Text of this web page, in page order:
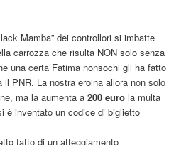
Mamba” dei controllori si imbatte
carrozza che risulta NON solo senza
una certa Fatima nonsochi gli ha fatto
PNR. La nostra eroina allora non solo
ma la aumenta a200 euro la multa
è inventato un codice di biglietto
fatto di un atteggiamento